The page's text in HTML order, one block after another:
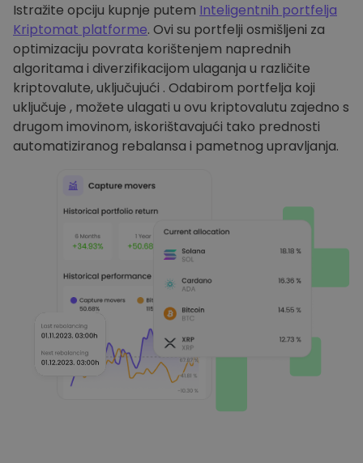
Istražite opciju kupnje putem Inteligentnih portfelja
Kriptomat platforme. Ovi su portfelji osmišljeni za
optimizaciju povrata korištenjem naprednih
algoritama i diverzifikacijom ulaganja u različite
kriptovalute, uključujući . Odabirom portfelja koji
uključuje , možete ulagati u ovu kriptovalutu zajedno s
drugom imovinom, iskorištavajući tako prednosti
automatiziranog rebalansa i pametnog upravljanja.